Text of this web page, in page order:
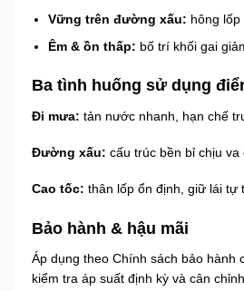
Vững trên đường xấu: hông lốp
Êm & ồn thấp: bố trí khối gai
Ba tình huống sử dụng
Đi mưa: tản nước nhanh, hạn chế
Đường xấu: cấu trúc bền bỉ chịu va
Cao tốc: thân lốp ổn định, giữ lái tự
Bảo hành & hậu mãi
Áp dụng theo Chính sách bảo hành
kiểm tra áp suất định kỳ và cân